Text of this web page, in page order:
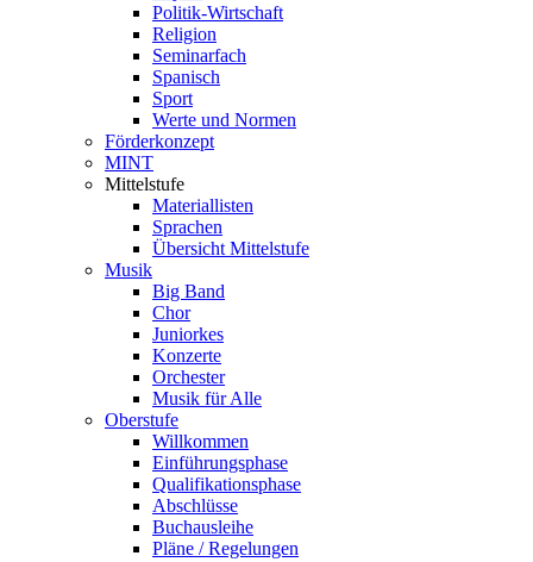
Politik-Wirtschaft
Religion
Seminarfach
Spanisch
Sport
Werte und Normen
Förderkonzept
MINT
Mittelstufe
Materiallisten
Sprachen
Übersicht Mittelstufe
Musik
Big Band
Chor
Juniorkes
Konzerte
Orchester
Musik für Alle
Oberstufe
Willkommen
Einführungsphase
Qualifikationsphase
Abschlüsse
Buchausleihe
Pläne / Regelungen